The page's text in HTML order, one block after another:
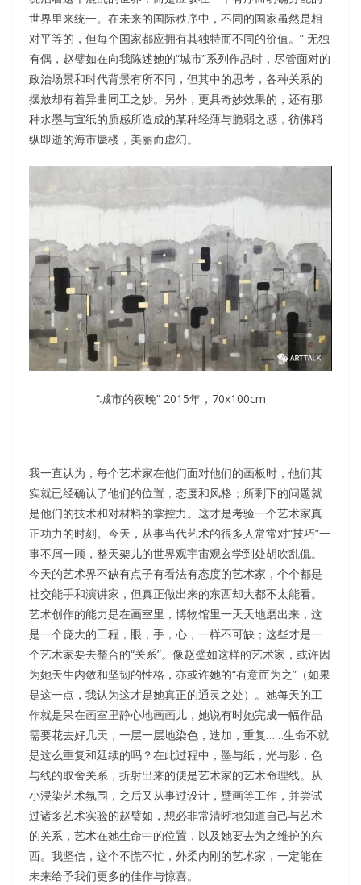
世界里来统一。在未来的国际秩序中，不同的国家虽然是相
对平等的，但每个国家都应拥有其独特而不同的价值。” 无独
有偶，赵璧如在向我陈述她的“城市”系列作品时，尽管面对的
政治场景和时代背景有所不同，但其中的思考，各种关系的
摆放却有着异曲同工之妙。另外，更具奇妙效果的，还有那
种水墨与宣纸的质感所造成的某种轻薄与脆弱之感，彷佛稍
纵即逝的海市蜃楼，美丽而虚幻。
“城市的夜晚” 2015年，70x100cm
我一直认为，每个艺术家在他们面对他们的画板时，他们其
实就已经确认了他们的位置，态度和风格；所剩下的问题就
是他们的技术和对材料的掌控力。这才是考验一个艺术家真
正功力的时刻。今天，从事当代艺术的很多人常常对“技巧”一
事不屑一顾，整天架儿的世界观宇宙观玄学到处胡吹乱侃。
今天的艺术界不缺有点子有看法有态度的艺术家，个个都是
社交能手和演讲家，但真正做出来的东西却大都不太能看。
艺术创作的能力是在画室里，博物馆里一天天地磨出来，这
是一个庞大的工程，眼，手，心，一样不可缺；这些才是一
个艺术家要去整合的“关系”。像赵璧如这样的艺术家，或许因
为她天生内敛和坚韧的性格，亦或许她的“有意而为之”（如果
是这一点，我认为这才是她真正的通灵之处）。她每天的工
作就是呆在画室里静心地画画儿，她说有时她完成一幅作品
需要花去好几天，一层一层地染色，迭加，重复……生命不就
是这么重复和延续的吗？在此过程中，墨与纸，光与影，色
与线的取舍关系，折射出来的便是艺术家的艺术命理线。从
小浸染艺术氛围，之后又从事过设计，壁画等工作，并尝试
过诸多艺术实验的赵璧如，想必非常清晰地知道自己与艺术
的关系，艺术在她生命中的位置，以及她要去为之维护的东
西。我坚信，这个不慌不忙，外柔内刚的艺术家，一定能在
未来给予我们更多的佳作与惊喜。